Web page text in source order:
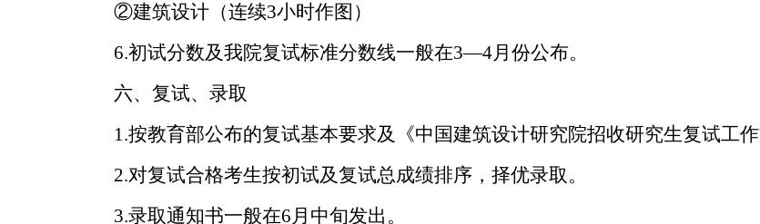
②建筑设计（连续3小时作图）
6.初试分数及我院复试标准分数线一般在3—4月份公布。
六、复试、录取
1.按教育部公布的复试基本要求及《中国建筑设计研究院招收研究生复试工作
2.对复试合格考生按初试及复试总成绩排序，择优录取。
3.录取通知书一般在6月中旬发出。